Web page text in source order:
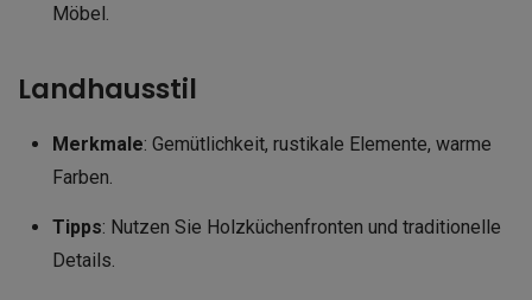
Möbel.
Landhausstil
Merkmale: Gemütlichkeit, rustikale Elemente, warme
Farben.
Tipps: Nutzen Sie Holzküchenfronten und traditionelle
Details.